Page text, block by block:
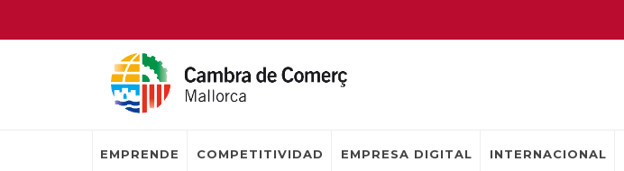
EMPRENDE COMPETITIVIDAD EMPRESA DIGITAL INTERNACIONAL